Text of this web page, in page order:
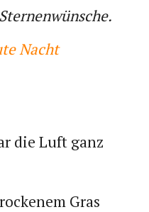
Nacht
die Luft ganz
Gras